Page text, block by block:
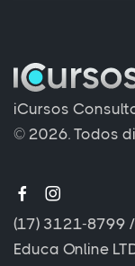
iCursos
© 2026. Todos
(17) 3121-8799 /
Educa Online